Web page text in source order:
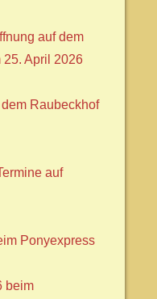
auf dem
25. April 2026
Raubeckhof
auf
Ponyexpress
beim